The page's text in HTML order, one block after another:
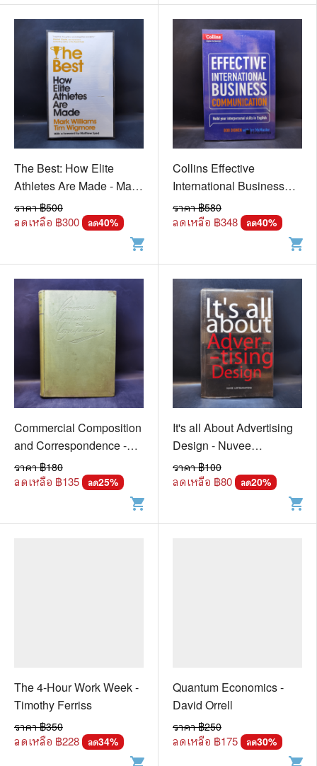
The Best: How Elite
Athletes Are Made - Mark
Williams, Tim Wigmore
ราคา ฿500
ลดเหลือ ฿300 ลด40%
shopping_cart
Collins Effective
International Business
Communication - Bob
Dignen, Ian McMaster
ราคา ฿580
ลดเหลือ ฿348 ลด40%
shopping_cart
Commercial Composition
and Correspondence -
Henry Freer Bray
ราคา ฿180
ลดเหลือ ฿135 ลด25%
shopping_cart
It's all About Advertising
Design - Nuvee
Lertbunnapong
ราคา ฿100
ลดเหลือ ฿80 ลด20%
shopping_cart
The 4-Hour Work Week -
Timothy Ferriss
ราคา ฿350
ลดเหลือ ฿228 ลด34%
Quantum Economics -
David Orrell
ราคา ฿250
ลดเหลือ ฿175 ลด30%